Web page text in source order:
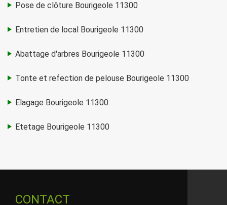
Pose de clôture Bourigeole 11300
Entretien de local Bourigeole 11300
Abattage d'arbres Bourigeole 11300
Tonte et refection de pelouse Bourigeole 11300
Elagage Bourigeole 11300
Etetage Bourigeole 11300
CONTACT